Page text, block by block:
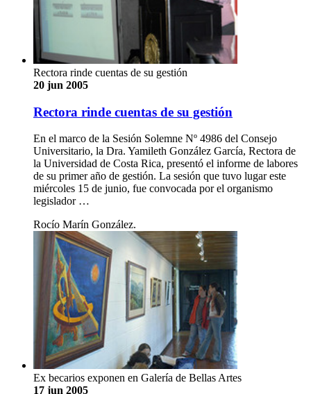
Rectora rinde cuentas de su gestión
20 jun 2005
Rectora rinde cuentas de su gestión
En el marco de la Sesión Solemne Nº 4986 del Consejo
Universitario, la Dra. Yamileth González García, Rectora de
la Universidad de Costa Rica, presentó el informe de labores
de su primer año de gestión. La sesión que tuvo lugar este
miércoles 15 de junio, fue convocada por el organismo
legislador …
Rocío Marín González.
Ex becarios exponen en Galería de Bellas Artes
17 jun 2005